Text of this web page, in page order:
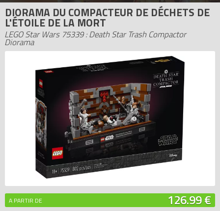
BONS PLANS
ACTUALITÉS
ASSOCIATIONS DE FANS
EXPOSITIONS LEGO
LEGO LES PLUS CHERS
DERNIERS LEGO AJOUTÉS
DIORAMA DU COMPACTEUR DE DÉCHETS DE
L'ÉTOILE DE LA MORT
LEGO Star Wars 75339 : Death Star Trash Compactor
Diorama
A PARTIR DE 126.99 €